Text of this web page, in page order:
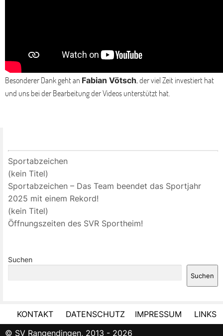
Besonderer Dank geht an Fabian Vötsch, der viel Zeit investiert hat
und uns bei der Bearbeitung der Videos unterstützt hat.
Sportabzeichen
(kein Titel)
Sportabzeichen – Das Team beendet das Sportjahr
2025 mit einem Rekord!
(kein Titel)
Öffnungszeiten des SVR Sportheim!
Suchen
Suchen
© SV Rangendingen, 2013 - 2026
KONTAKT DATENSCHUTZ IMPRESSUM LINKS